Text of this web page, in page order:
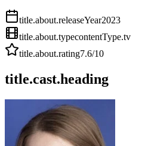
title.about.releaseYear2023
title.about.typecontentType.tv
title.about.rating7.6/10
title.cast.heading